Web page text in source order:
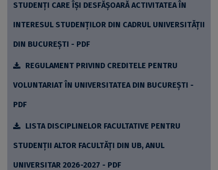
STUDENȚI CARE ÎȘI DESFĂȘOARĂ ACTIVITATEA ÎN
INTERESUL STUDENȚILOR DIN CADRUL UNIVERSITĂȚII
DIN BUCUREȘTI - PDF
REGULAMENT PRIVIND CREDITELE PENTRU
VOLUNTARIAT ÎN UNIVERSITATEA DIN BUCUREŞTI -
PDF
LISTA DISCIPLINELOR FACULTATIVE PENTRU
STUDENȚII ALTOR FACULTĂȚI DIN UB, ANUL
UNIVERSITAR 2026-2027 - PDF